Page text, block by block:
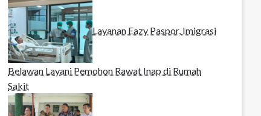
Layanan Eazy Paspor, Imigrasi
Belawan Layani Pemohon Rawat Inap di Rumah
Sakit